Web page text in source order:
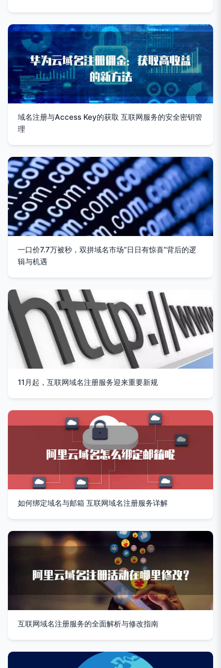
域名注册与Access Key的获取 互联网服务的安全密钥管
理
一口价7.7万被秒，双拼域名市场“日日有惊喜”背后的逻
辑与机遇
11月起，互联网域名注册服务迎来重要新规
如何绑定域名与邮箱 互联网域名注册服务详解
互联网域名注册服务的全面解析与修改指南